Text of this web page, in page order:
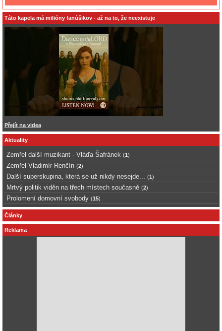
Táto kapela má milióny fanúšikov - až na to, že neexistuje
Přejít na videa
Aktuality
Zemřel další muzikant - Vláďa Šafránek (1)
Zemřel Vladimír Renčín (2)
Další superskupina, která se už nikdy nesejde... (1)
Mrtvý politik viděn na třech místech současně (2)
Prolomení domovní svobody (15)
Články
Reklama